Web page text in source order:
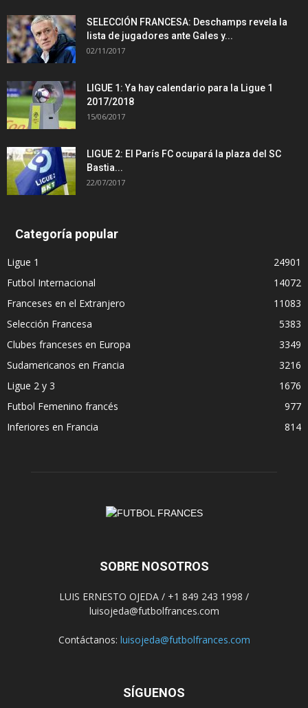
SELECCIÓN FRANCESA: Deschamps revela la
lista de jugadores ante Gales y...
02/11/2017
LIGUE 1: Ya hay calendario para la Ligue 1
2017/2018
15/06/2017
LIGUE 2: El París FC ocupará la plaza del SC
Bastia...
22/07/2017
Categoría popular
Ligue 1
24901
Futbol Internacional
14072
Franceses en el Extranjero
11083
Selección Francesa
5383
Clubes franceses en Europa
3349
Sudamericanos en Francia
3216
Ligue 2 y 3
1676
Futbol Femenino francés
977
Inferiores en Francia
814
SOBRE NOSOTROS
LUIS ERNESTO OJEDA / +1 849 243 1998 /
luisojeda@futbolfrances.com
Contáctanos: luisojeda@futbolfrances.com
SÍGUENOS